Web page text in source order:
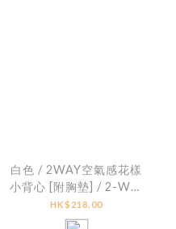
白色 / 2WAY空氣感花樣
小背心 [附胸墊] / 2-Way
Floral Textured
Padded Cami Top
HK$218.00